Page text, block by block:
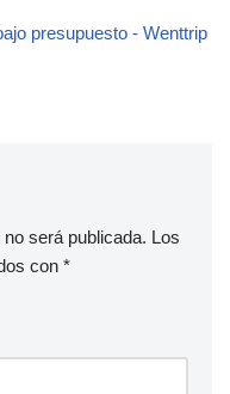
presupuesto - Wenttrip
será publicada. Los
con *